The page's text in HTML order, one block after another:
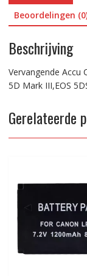
5DS
R,EOS
7D,EOS
Mark
II
Beoordelingen
Beschrijving
Vervangende Accu
5D Mark III,EOS
Gerelateerde